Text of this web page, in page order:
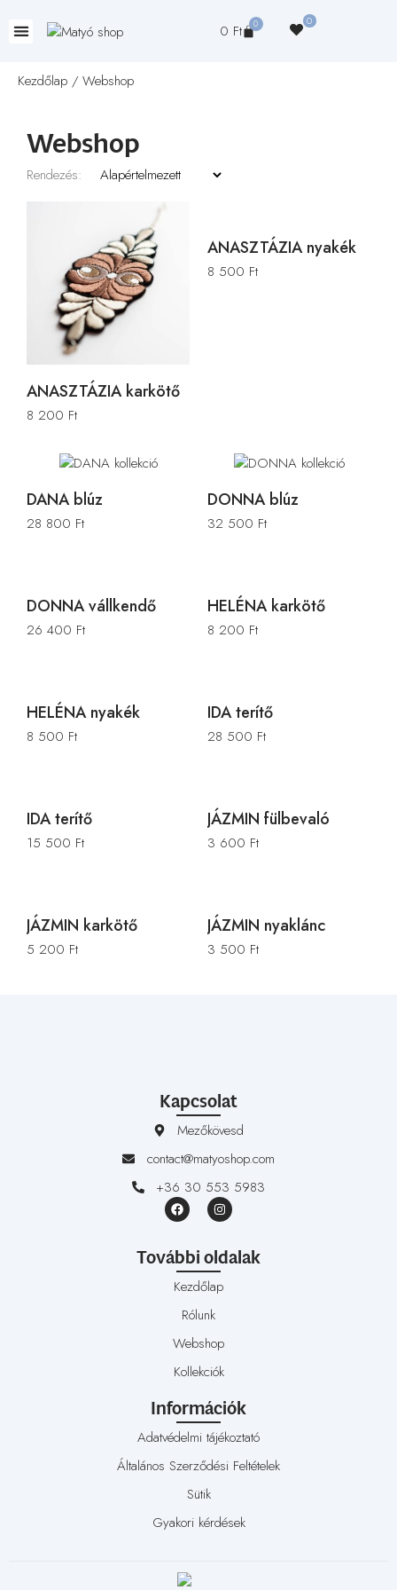
0 Ft 0 0
Kezdőlap / Webshop
Webshop
Rendezés:
ANASZTÁZIA karkötő
8 200 Ft
ANASZTÁZIA nyakék
8 500 Ft
DANA blúz
28 800 Ft
DONNA blúz
32 500 Ft
DONNA vállkendő
26 400 Ft
HELÉNA karkötő
8 200 Ft
HELÉNA nyakék
8 500 Ft
IDA terítő
28 500 Ft
IDA terítő
15 500 Ft
JÁZMIN fülbevaló
3 600 Ft
JÁZMIN karkötő
5 200 Ft
JÁZMIN nyaklánc
3 500 Ft
Kapcsolat
Mezőkövesd
contact@matyoshop.com
+36 30 553 5983
További oldalak
Kezdőlap
Rólunk
Webshop
Kollekciók
Információk
Adatvédelmi tájékoztató
Általános Szerződési Feltételek
Sütik
Gyakori kérdések